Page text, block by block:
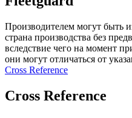
Производителем могут быть
страна производства без
вследствие чего на момент
они могут отличаться от
Сross Reference
Сross Reference